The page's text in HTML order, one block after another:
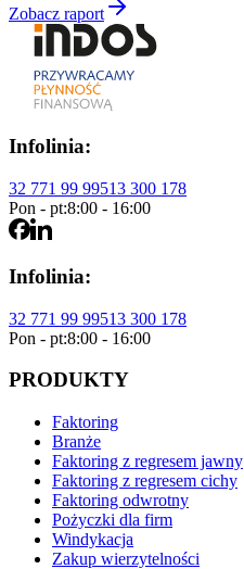
Zobacz raport
Infolinia:
32 771 99 99513 300 178
Pon - pt:8:00 - 16:00
Infolinia:
32 771 99 99513 300 178
Pon - pt:8:00 - 16:00
PRODUKTY
Faktoring
Branże
Faktoring z regresem jawny
Faktoring z regresem cichy
Faktoring odwrotny
Pożyczki dla firm
Windykacja
Zakup wierzytelności